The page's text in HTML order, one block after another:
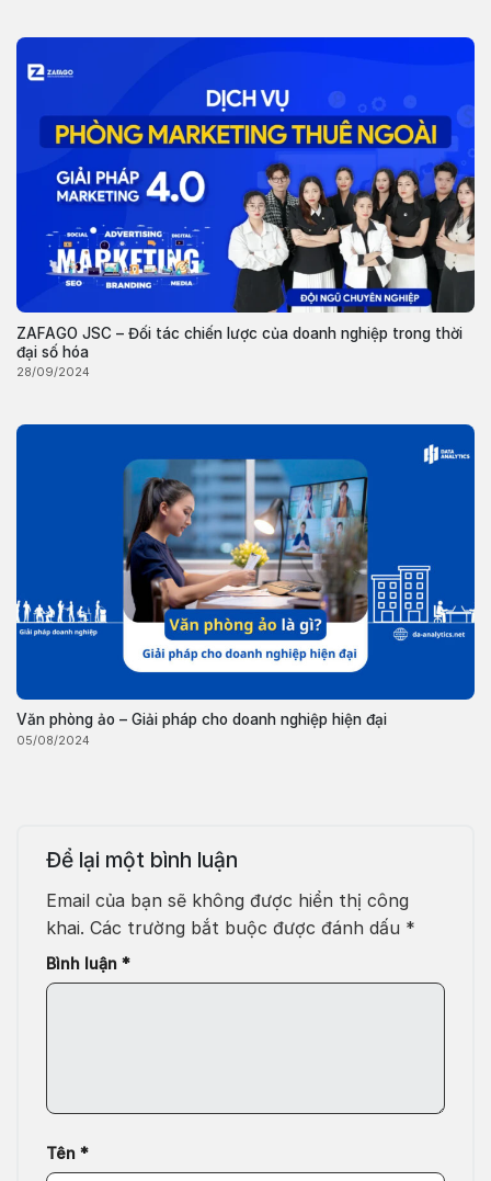
ZAFAGO JSC – Đối tác chiến lược của doanh nghiệp trong thời
đại số hóa
28/09/2024
Văn phòng ảo – Giải pháp cho doanh nghiệp hiện đại
05/08/2024
Để lại một bình luận
Email của bạn sẽ không được hiển thị công
khai. Các trường bắt buộc được đánh dấu *
Bình luận *
Tên *